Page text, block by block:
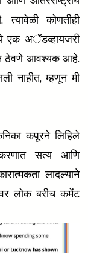
त्यावेळी कोणतीही
एक अॅडव्हायजरी
ठेवणे आवश्यक आहे.
नाहीत, म्हणून मी
कपूरने लिहिले
सत्य आणि
लादल्याने
लोक बरीच कमेंट